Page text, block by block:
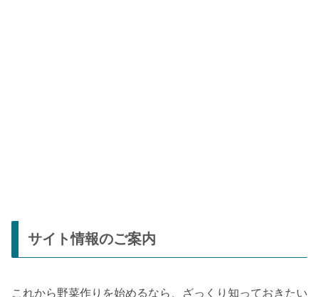
サイト情報のご案内
これから野菜作りを始めるなら、ざっくり知っておきたい